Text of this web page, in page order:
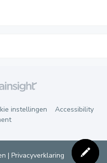
instellingen
Accessibility
| Privacyverklaring